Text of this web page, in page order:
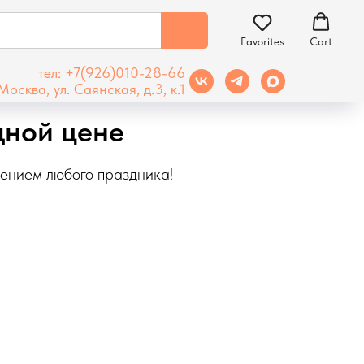
Favorites Cart
тел: +7(926)010-28-66
ул. Саянская, д.3, к.1
цене
любого праздника!